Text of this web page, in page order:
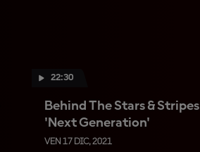
22:30
Behind The Stars &
'Next Generation'
VEN 17 DIC, 2021